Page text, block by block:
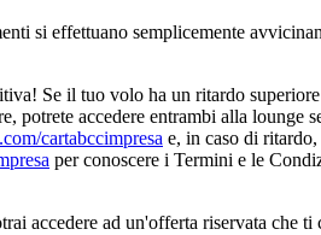
si effettuano semplicemente
Se il tuo volo ha un ritardo
potrete accedere entrambi alla lounge
cartabccimpresa e, in caso di
per conoscere i Termini e le
accedere ad un'offerta riservata che